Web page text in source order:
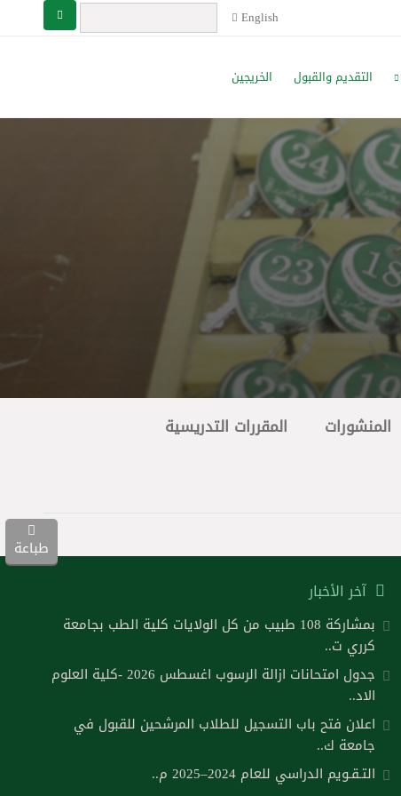
English
التقديم والقبول الخريجين
طباعة
المنشورات المقررات التدريسية
آخر الأخبار
بمشاركة 108 طبيب من كل الولايات كلية الطب بجامعة
كرري ت..
جدول امتحانات ازالة الرسوب اغسطس 2026 -كلية العلوم
الاد..
اعلان فتح باب التسجيل للطلاب المرشحين للقبول في
جامعة ك..
التـقـويم الدراسي للعام 2024–2025 م..